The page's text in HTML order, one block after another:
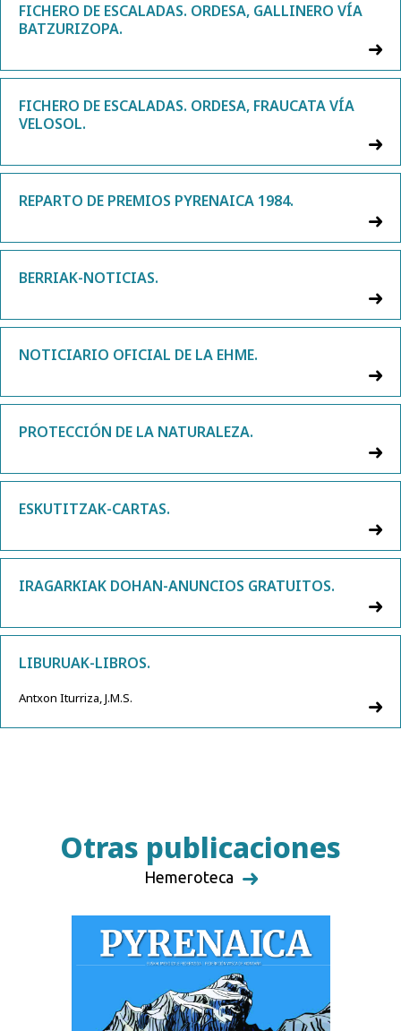
FICHERO DE ESCALADAS. ORDESA, GALLINERO VÍA
BATZURIZOPA.
FICHERO DE ESCALADAS. ORDESA, FRAUCATA VÍA
VELOSOL.
REPARTO DE PREMIOS PYRENAICA 1984.
BERRIAK-NOTICIAS.
NOTICIARIO OFICIAL DE LA EHME.
PROTECCIÓN DE LA NATURALEZA.
ESKUTITZAK-CARTAS.
IRAGARKIAK DOHAN-ANUNCIOS GRATUITOS.
LIBURUAK-LIBROS.
Antxon Iturriza, J.M.S.
Otras publicaciones
Hemeroteca